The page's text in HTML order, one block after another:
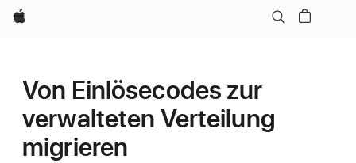
Apple
Von Einlösecodes zur
verwalteten Verteilung
migrieren